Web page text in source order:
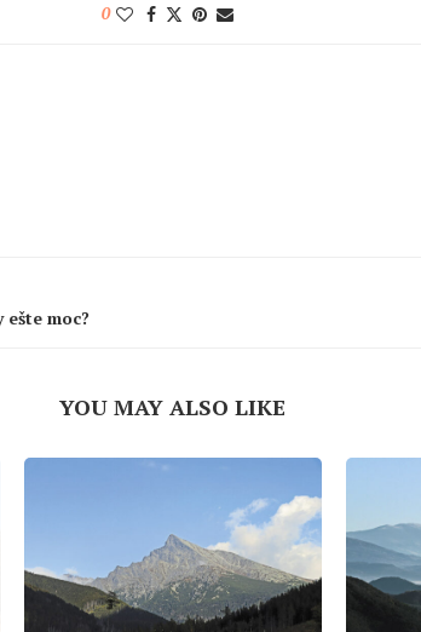
0
moc?
YOU MAY ALSO LIKE